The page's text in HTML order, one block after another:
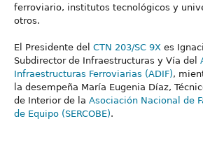
ferroviario, institutos tecnológicos y
otros.
El Presidente del CTN 203/SC 9X es
Subdirector de Infraestructuras y Vía del
Infraestructuras Ferroviarias (ADIF),
la desempeña María Eugenia Díaz,
de Interior de la Asociación Nacional de
de Equipo (SERCOBE).